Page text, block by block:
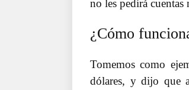
no les pedirá cuentas
¿Cómo
Tomemos como
dólares, y dijo que